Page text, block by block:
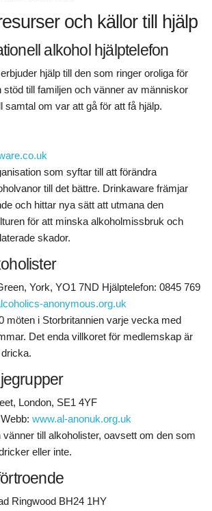
och källor till hjälp
alkohol hjälptelefon
hjälp till den som ringer oroliga för
stöd till familjen och vänner av människor
samtal om var att gå för att få hjälp.
som syftar till att förändra
till det bättre. Drinkaware främjar
och hittar nya sätt att utmana den
för att minska alkoholmissbruk och
skador.
York, YO1 7ND Hjälptelefon: 0845 769
anonymous.org.uk
möten i Storbritannien varje vecka med
Det enda villkoret för medlemskap är
London, SE1 4YF
www.al-anonuk.org.uk
vänner till alkoholister, oavsett om den som
eller inte.
Ringwood BH24 1HY